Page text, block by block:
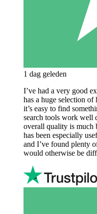
1 dag geleden
I’ve had a very good
has a huge selection
it’s easy to find
search tools work well
overall quality is much
has been especially
and I’ve found plenty
would otherwise be